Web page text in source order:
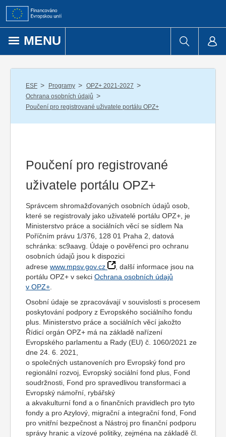
Přejít k obsahu
MENU
ESF / Programy / OPZ+ 2021-2027 /
Ochrana osobních údajů /
Poučení pro registrované uživatele portálu OPZ+
Poučení pro registrované
uživatele portálu OPZ+
Správcem shromažďovaných osobních údajů osob,
které se registrovaly jako uživatelé portálu OPZ+, je
Ministerstvo práce a sociálních věcí se sídlem Na
Poříčním právu 1/376, 128 01 Praha 2, datová
schránka: sc9aavg. Údaje o pověřenci pro ochranu
osobních údajů jsou k dispozici
adrese www.mpsv.gov.cz
, další informace jsou na
portálu OPZ+ v sekci Ochrana osobních údajů
v OPZ+
Osobní údaje se zpracovávají v souvislosti s procesem
poskytování podpory z Evropského sociálního fondu
plus. Ministerstvo práce a sociálních věcí jakožto
Řídicí orgán OPZ+ má na základě nařízení
Evropského parlamentu a Rady (EU) č. 1060/2021 ze
dne 24. 6. 2021,
o společných ustanoveních pro Evropský fond pro
regionální rozvoj, Evropský sociální fond plus, Fond
soudržnosti, Fond pro spravedlivou transformaci a
Evropský námořní, rybářský
a akvakulturní fond a o finančních pravidlech pro tyto
fondy a pro Azylový, migrační a integrační fond, Fond
pro vnitřní bezpečnost a Nástroj pro finanční podporu
správy hranic a vízové politiky, zejména na základě čl.